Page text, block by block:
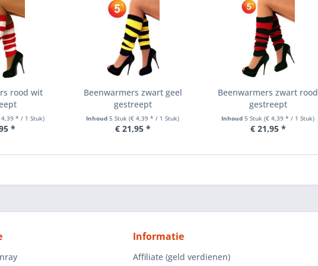
rood wit
4,39 * / 1 Stuk)
*
Beenwarmers zwart geel
gestreept
Inhoud5 Stuk(€ 4,39 * / 1 Stuk)
€ 21,95 *
Beenwarmers zwart rood
gestreept
Inhoud5 Stuk(€ 4,39 * / 1 Stuk)
€ 21,95 *
Informatie
Affiliate (geld verdienen)